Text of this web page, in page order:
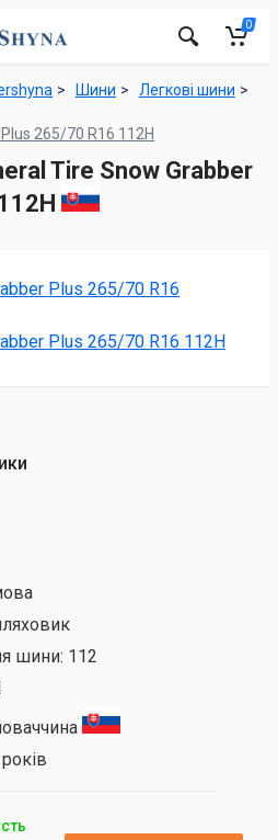
0
Шини
Легкові шини
265/70 R16 112H
Tire Snow Grabber
шини: 112